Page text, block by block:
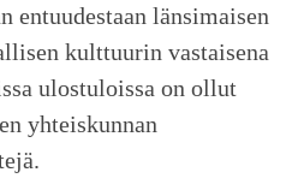
entuudestaan länsimaisen
kulttuurin vastaisena
ulostuloissa on ollut
yhteiskunnan